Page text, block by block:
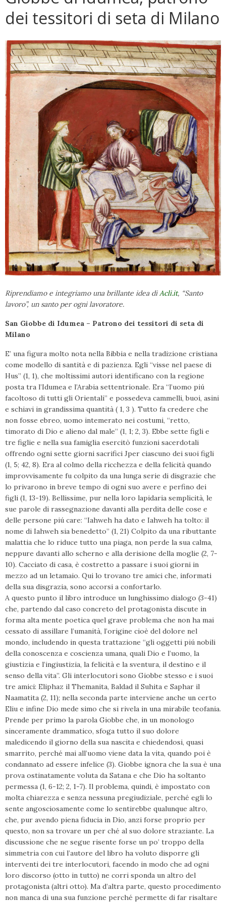
dei tessitori di seta di Milano
Riprendiamo e integriamo una brillante idea diAcli.it, “Santo
lavoro”, un santo per ogni lavoratore.
San Giobbe di Idumea – Patrono dei tessitori di seta di
Milano
E’ una figura molto nota nella Bibbia e nella tradizione cristiana
come modello di santità e di pazienza. Egli “visse nel paese di
Hus” (1, 1), che moltissimi autori identificano con la regione
posta tra l’Idumea e l’Arabia settentrionale. Era “l’uomo piú
facoltoso di tutti gli Orientali” e possedeva cammelli, buoi, asini
e schiavi in grandissima quantità ( 1, 3 ). Tutto fa credere che
non fosse ebreo, uomo intemerato nei costumi, “retto,
timorato di Dio e alieno dal male” (1, 1; 2, 3). Ebbe sette figli e
tre figlie e nella sua famiglia esercitò funzioni sacerdotali
offrendo ogni sette giorni sacrifici Jper ciascuno dei suoi figli
(1, 5; 42, 8). Era al colmo della ricchezza e della felicità quando
improvvisamente fu colpito da una lunga serie di disgrazie che
lo privarono in breve tempo di ogni suo avere e perfino dei
figli (1, 13-19). Bellissime, pur nella loro lapidaria semplicità, le
sue parole di rassegnazione davanti alla perdita delle cose e
delle persone piú care: “Iahweh ha dato e Iahweh ha tolto: il
nome di Iahweh sia benedetto” (1, 21) Colpito da una ributtante
malattia che lo riduce tutto una piaga, non perde la sua calma,
neppure davanti allo scherno e alla derisione della moglie (2, 7-
10). Cacciato di casa, è costretto a passare i suoi giorni in
mezzo ad un letamaio. Qui lo trovano tre amici che, informati
della sua disgrazia, sono accorsi a confortarlo.
A questo punto il libro introduce un lunghissimo dialogo (3-41)
che, partendo dal caso concreto del protagonista discute in
forma alta mente poetica quel grave problema che non ha mai
cessato di assillare l’umanità, l’origine cioè del dolore nel
mondo, includendo in questa trattazione “gli oggetti piú nobili
della conoscenza e coscienza umana, quali Dio e l’uomo, la
giustizia e l’ingiustizia, la felicità e la sventura, il destino e il
senso della vita”. Gli interlocutori sono Giobbe stesso e i suoi
tre amici: Eliphaz il Themanita, Baldad il Suhita e Saphar il
Naamatita (2, 11); nella seconda parte interviene anche un certo
Eliu e infine Dio mede simo che si rivela in una mirabile teofania.
Prende per primo la parola Giobbe che, in un monologo
sinceramente drammatico, sfoga tutto il suo dolore
maledicendo il giorno della sua nascita e chiedendosi, quasi
smarrito, perché mai all’uomo viene data la vita, quando poi è
condannato ad essere infelice (3). Giobbe ignora che la sua è una
prova ostinatamente voluta da Satana e che Dio ha soltanto
permessa (1, 6-12; 2, 1-7). Il problema, quindi, è impostato con
molta chiarezza e senza nessuna pregiudiziale, perché egli lo
sente angosciosamente come lo sentirebbe qualunque altro,
che, pur avendo piena fiducia in Dio, anzi forse proprio per
questo, non sa trovare un per ché al suo dolore straziante. La
discussione che ne segue risente forse un po’ troppo della
simmetria con cui l’autore del libro ha voluto disporre gli
interventi dei tre interlocutori, facendo in modo che ad ogni
loro discorso (otto in tutto) ne corri sponda un altro del
protagonista (altri otto). Ma d’altra parte, questo procedimento
non manca di una sua funzione perché permette di far risaltare